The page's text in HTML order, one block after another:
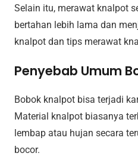
Selain itu, merawat knalpot
bertahan lebih lama dan
knalpot dan tips merawat
Penyebab Umum
Bobok knalpot bisa terjadi
Material knalpot biasanya
lembap atau hujan secara
bocor.